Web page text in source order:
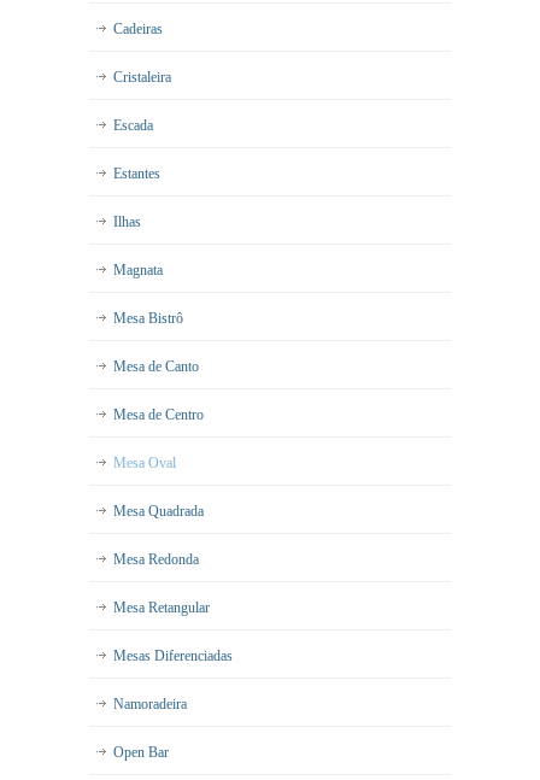
Cadeiras
Cristaleira
Escada
Estantes
Ilhas
Magnata
Mesa Bistrô
Mesa de Canto
Mesa de Centro
Mesa Oval
Mesa Quadrada
Mesa Redonda
Mesa Retangular
Mesas Diferenciadas
Namoradeira
Open Bar